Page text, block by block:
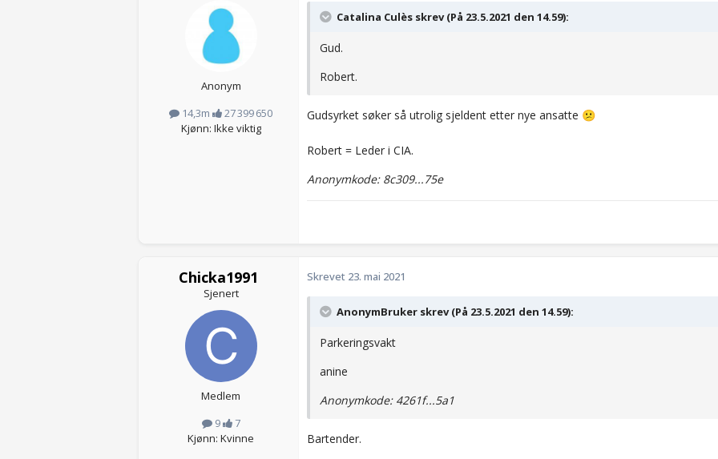
Anonym
14,3m
27 399 650
Kjønn: Ikke viktig
Catalina Culès skrev (På 23.5.2021 den 14.59):
Gud.
Robert.
Gudsyrket søker så utrolig sjeldent etter nye ansatte 😕
Robert = Leder i CIA.
Anonymkode: 8c309...75e
Chicka1991
Sjenert
Medlem
9
7
Kjønn: Kvinne
Skrevet 23. mai 2021
AnonymBruker skrev (På 23.5.2021 den 14.59):
Parkeringsvakt
anine
Anonymkode: 4261f...5a1
Bartender.